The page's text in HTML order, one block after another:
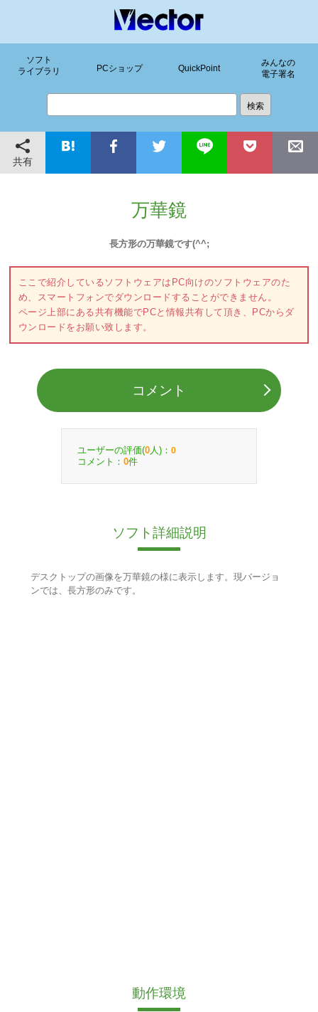
ソフト
ライブラリ
PCショップ QuickPoint
みんなの
電子署名
共有
万華鏡
長方形の万華鏡です(^^;
ここで紹介しているソフトウェアはPC向けのソフトウェアのた
め、スマートフォンでダウンロードすることができません。
ページ上部にある共有機能でPCと情報共有して頂き、PCからダ
ウンロードをお願い致します。
コメント
ユーザーの評価(0 人)： 0
コメント： 0件
ソフト詳細説明
デスクトップの画像を万華鏡の様に表示します。現バージョ
ンでは、長方形のみです。
動作環境